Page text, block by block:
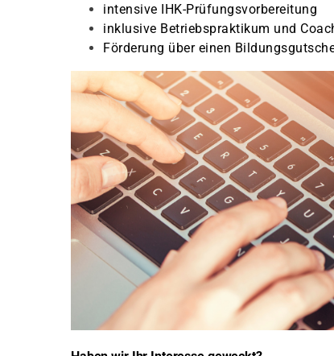
intensive IHK-Prüfungsvorbereitung
inklusive Betriebspraktikum und
Förderung über einen